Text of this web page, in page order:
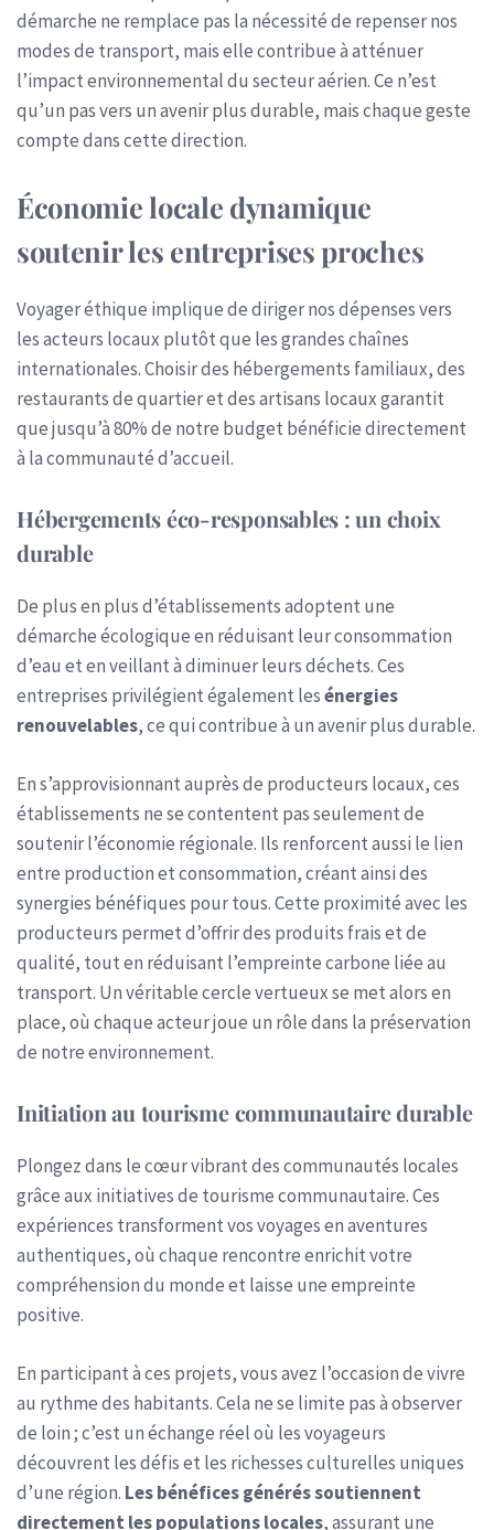
démarche ne remplace pas la nécessité de repenser nos
modes de transport, mais elle contribue à atténuer
l’impact environnemental du secteur aérien. Ce n’est
qu’un pas vers un avenir plus durable, mais chaque geste
compte dans cette direction.
Économie locale dynamique
soutenir les entreprises proches
Voyager éthique implique de diriger nos dépenses vers
les acteurs locaux plutôt que les grandes chaînes
internationales. Choisir des hébergements familiaux, des
restaurants de quartier et des artisans locaux garantit
que jusqu’à 80% de notre budget bénéficie directement
à la communauté d’accueil.
Hébergements éco-responsables : un choix
durable
De plus en plus d’établissements adoptent une
démarche écologique en réduisant leur consommation
d’eau et en veillant à diminuer leurs déchets. Ces
entreprises privilégient également lesénergies
renouvelables, ce qui contribue à un avenir plus durable.
En s’approvisionnant auprès de producteurs locaux, ces
établissements ne se contentent pas seulement de
soutenir l’économie régionale. Ils renforcent aussi le lien
entre production et consommation, créant ainsi des
synergies bénéfiques pour tous. Cette proximité avec les
producteurs permet d’offrir des produits frais et de
qualité, tout en réduisant l’empreinte carbone liée au
transport. Un véritable cercle vertueux se met alors en
place, où chaque acteur joue un rôle dans la préservation
de notre environnement.
Initiation au tourisme communautaire durable
Plongez dans le cœur vibrant des communautés locales
grâce aux initiatives de tourisme communautaire. Ces
expériences transforment vos voyages en aventures
authentiques, où chaque rencontre enrichit votre
compréhension du monde et laisse une empreinte
positive.
En participant à ces projets, vous avez l’occasion de vivre
au rythme des habitants. Cela ne se limite pas à observer
de loin ; c’est un échange réel où les voyageurs
découvrent les défis et les richesses culturelles uniques
d’une région. Les bénéfices générés soutiennent
directement les populations locales, assurant une